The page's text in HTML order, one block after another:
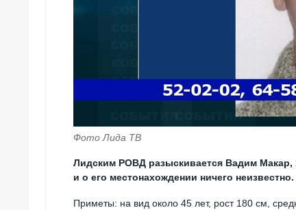
Фото Лида ТВ
Лидским РОВД разыскивается Вадим Макар,
и о его местонахождении ничего неизвестно.
Приметы: на вид около 45 лет, рост 180 см,